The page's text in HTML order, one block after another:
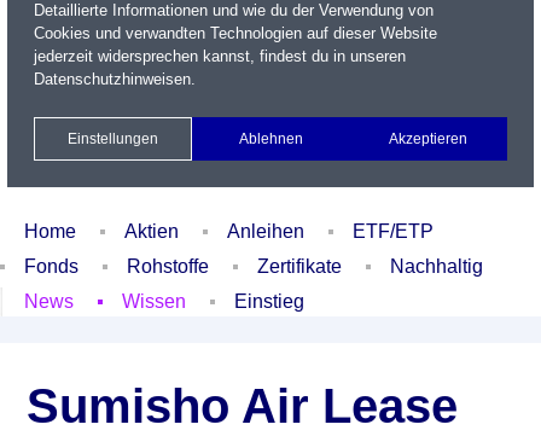
Name / WKN / ISIN / Kürzel
Xetra Realtime
Watchlist Portfolio Login
Home Aktien Anleihen
ETF/ETP
Fonds
Rohstoffe Zertifikate
Nachhaltig
News
Wissen Einstieg
Sumisho Air Lease
Detaillierte Informationen und wie du der Verwendung von
Cookies und verwandten Technologien auf dieser Website
jederzeit widersprechen kannst, findest du in unseren
Datenschutzhinweisen.
Einstellungen Ablehnen Akzeptieren